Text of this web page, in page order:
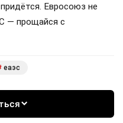
Евросоюз не
— прощайся с
еаэс